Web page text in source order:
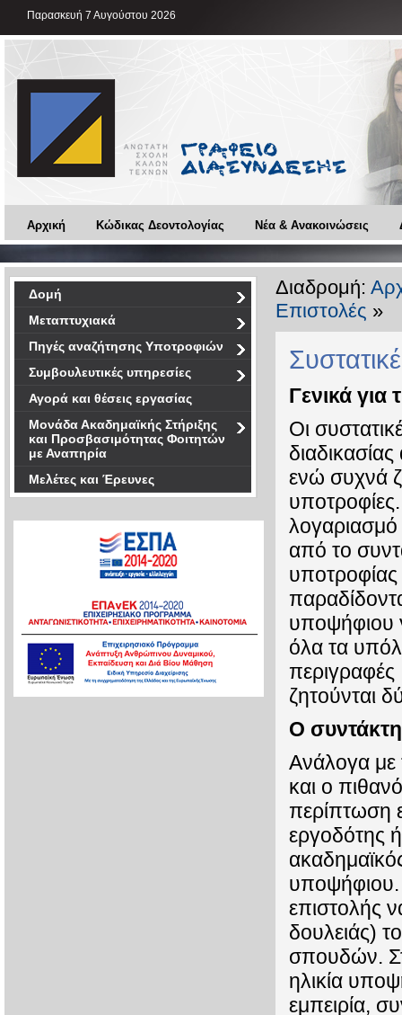
Παρασκευή 7 Αυγούστου 2026
Αρχική Κώδικας Δεοντολογίας Νέα & Ανακοινώσεις
Δομή
Μεταπτυχιακά
Πηγές αναζήτησης Υποτροφιών
Συμβουλευτικές υπηρεσίες
Αγορά και θέσεις εργασίας
Μονάδα Ακαδημαϊκής Στήριξης
και Προσβασιμότητας Φοιτητών
με Αναπηρία
Μελέτες και Έρευνες
Διαδρομή:
Επιστολές »
Γενικά για
Οι
ενώ συχνά
υποτροφίες.
λογαριασμό
από το
υποτροφίας
υποψήφιου
όλα τα
ζητούνται
Ο
Ανάλογα με
και ο
περίπτωση
εργοδότης
υποψήφιου.
επιστολής
δουλειάς)
σπουδών.
ηλικία
εμπειρία,